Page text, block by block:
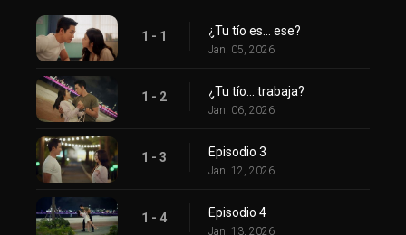
1 - 1 ¿Tu tío es... ese?
Jan. 05, 2026
1 - 2 ¿Tu tío... trabaja?
Jan. 06, 2026
1 - 3 Episodio 3
Jan. 12, 2026
1 - 4 Episodio 4
Jan. 13, 2026